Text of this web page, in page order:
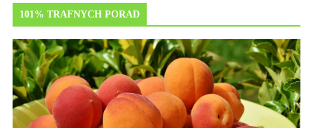
101% TRAFNYCH PORAD